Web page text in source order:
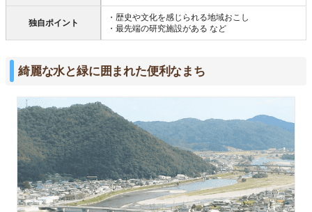
独自ポイント
・歴史や文化を感じられる地域おこし
・最先端の研究施設がある など
綺麗な水と緑に囲まれた便利なまち